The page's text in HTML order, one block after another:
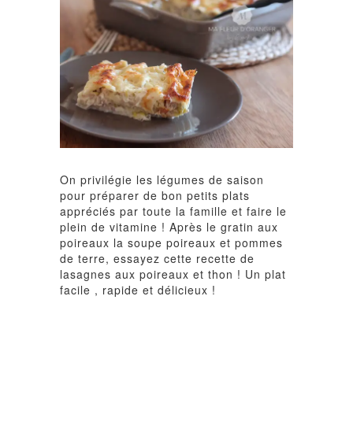
On privilégie les légumes de saison
pour préparer de bon petits plats
appréciés par toute la famille et faire le
plein de vitamine ! Après le gratin aux
poireaux la soupe poireaux et pommes
de terre, essayez cette recette de
lasagnes aux poireaux et thon ! Un plat
facile , rapide et délicieux !